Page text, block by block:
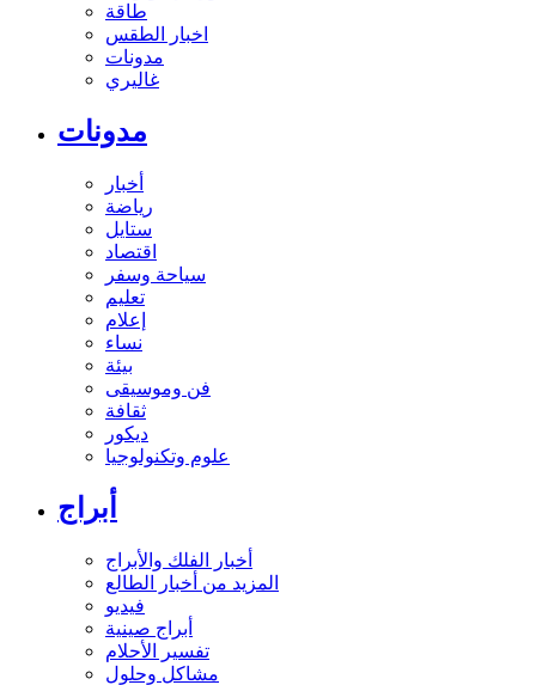
طاقة
اخبار الطقس
مدونات
غاليري
مدونات
أخبار
رياضة
ستايل
اقتصاد
سياحة وسفر
تعليم
إعلام
نساء
بيئة
فن وموسيقى
ثقافة
ديكور
علوم وتكنولوجيا
أبراج
أخبار الفلك والأبراج
المزيد من أخبار الطالع
فيديو
أبراج صينية
تفسير الأحلام
مشاكل وحلول